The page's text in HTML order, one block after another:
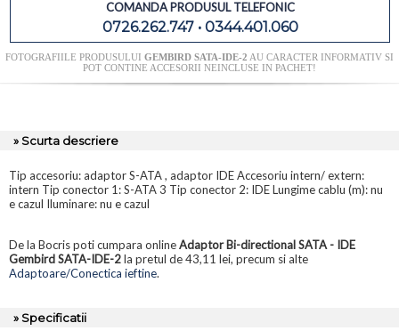
COMANDA PRODUSUL TELEFONIC
0726.262.747 • 0344.401.060
FOTOGRAFIILE PRODUSULUI GEMBIRD SATA-IDE-2 AU CARACTER INFORMATIV SI
POT CONTINE ACCESORII NEINCLUSE IN PACHET!
» Scurta descriere
Tip accesoriu: adaptor S-ATA , adaptor IDE Accesoriu intern/ extern:
intern Tip conector 1: S-ATA 3 Tip conector 2: IDE Lungime cablu (m): nu
e cazul Iluminare: nu e cazul
De la Bocris poti cumpara onlineAdaptor Bi-directional SATA - IDE
Gembird SATA-IDE-2la pretul de 43,11 lei, precum si alte
Adaptoare/Conectica ieftine.
» Specificatii